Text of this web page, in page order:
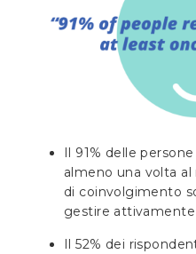
Il 91% delle
almeno una volta
di coinvolgimento
gestire
Il 52% dei